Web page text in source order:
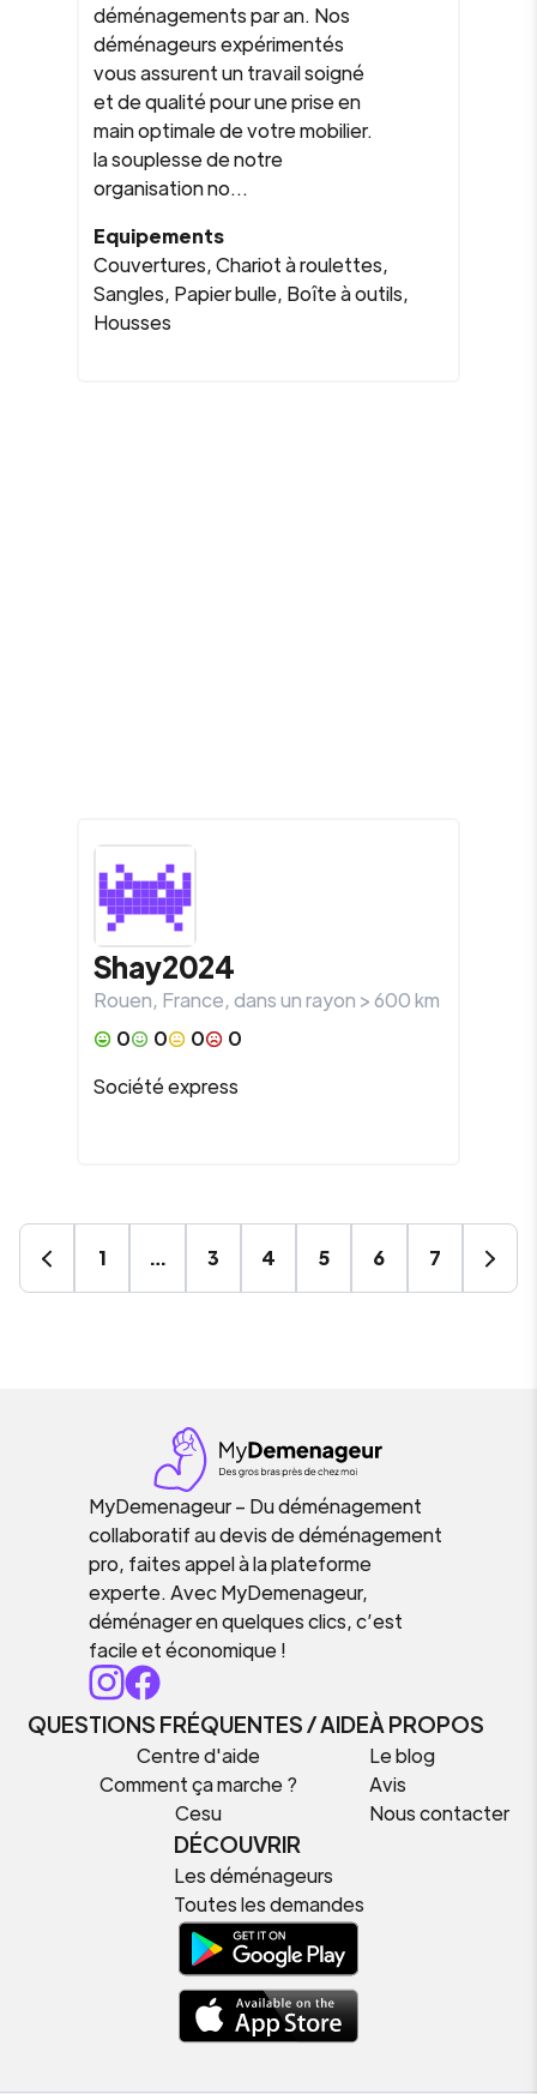
déménagements par an. Nos
déménageurs expérimentés
vous assurent un travail soigné
et de qualité pour une prise en
main optimale de votre mobilier.
la souplesse de notre
organisation no...
Equipements
Couvertures, Chariot à roulettes,
Sangles, Papier bulle, Boîte à outils,
Housses
Shay2024
Rouen, France, dans un rayon >600km
0
0 0
0
Société express
1 … 3 4 5 6 7
MyDemenageur – Du déménagement
collaboratif au devis de déménagement
pro, faites appel à la plateforme
experte. Avec MyDemenageur,
déménager en quelques clics, c’est
facile et économique !
QUESTIONS FRÉQUENTES / AIDE
Centre d'aide
Comment ça marche ?
Cesu
À PROPOS
Le blog
Avis
Nous contacter
DÉCOUVRIR
Les déménageurs
Toutes les demandes